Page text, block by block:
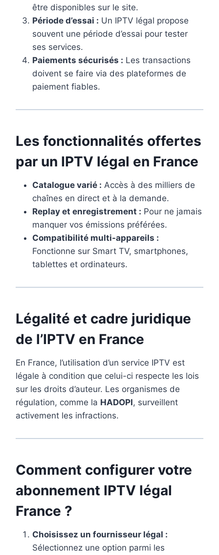
être disponibles sur le site.
Période d’essai : Un IPTV légal propose
souvent une période d’essai pour tester
ses services.
Paiements sécurisés : Les transactions
doivent se faire via des plateformes de
paiement fiables.
Les fonctionnalités offertes
par un IPTV légal en France​
Catalogue varié : Accès à des milliers de
chaînes en direct et à la demande.
Replay et enregistrement : Pour ne jamais
manquer vos émissions préférées.
Compatibilité multi-appareils :
Fonctionne sur Smart TV, smartphones,
tablettes et ordinateurs.
Légalité et cadre juridique
de l’IPTV en France
En France, l’utilisation d’un service IPTV est
légale à condition que celui-ci respecte les lois
sur les droits d’auteur. Les organismes de
régulation, comme la HADOPI, surveillent
activement les infractions.
Comment configurer votre
abonnement IPTV légal
France​ ?
Choisissez un fournisseur légal :
Sélectionnez une option parmi les